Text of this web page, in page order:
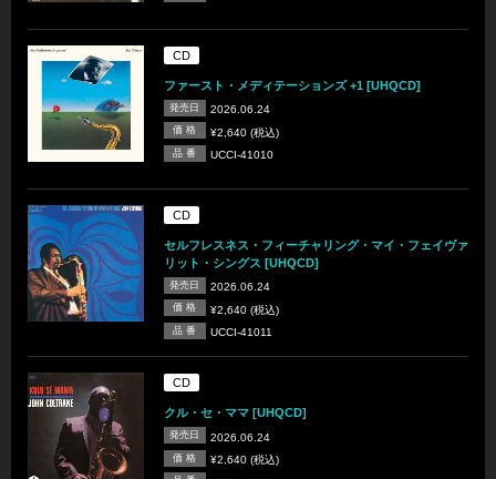
CD
ファースト・メディテーションズ +1 [UHQCD]
発売日 2026.06.24
価 格 ¥2,640 (税込)
品 番 UCCI-41010
CD
セルフレスネス・フィーチャリング・マイ・フェイヴァ
リット・シングス [UHQCD]
発売日 2026.06.24
価 格 ¥2,640 (税込)
品 番 UCCI-41011
CD
クル・セ・ママ [UHQCD]
発売日 2026.06.24
価 格 ¥2,640 (税込)